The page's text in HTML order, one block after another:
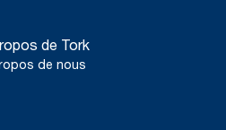
de Tork
de nous